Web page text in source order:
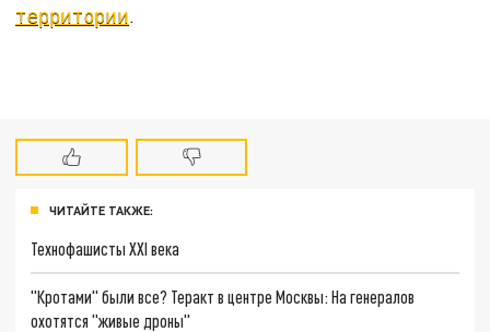
территории.
ЧИТАЙТЕ ТАКЖЕ:
Технофашисты XXI века
"Кротами" были все? Теракт в центре Москвы: На генералов
охотятся "живые дроны"